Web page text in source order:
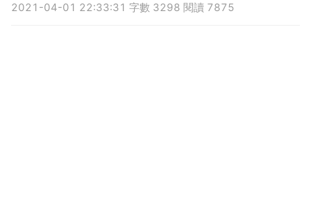
2021-04-01 22:33:31 字數 3298 閱讀 7875